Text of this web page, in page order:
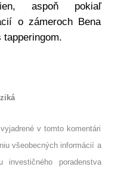
aspoň pokiaľ
o zámeroch Bena
v tomto komentári
všeobecných informácií a
poradenstva